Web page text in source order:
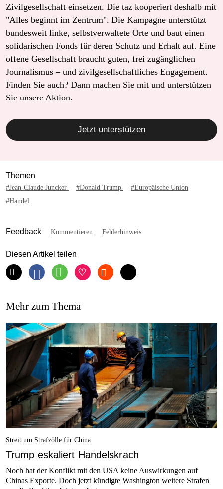
Zivilgesellschaft einsetzen. Die taz kooperiert deshalb mit
"Alles beginnt im Zentrum". Die Kampagne unterstützt
bundesweit linke, selbstverwaltete Orte und baut einen
solidarischen Fonds für deren Schutz und Erhalt auf. Eine
offene Gesellschaft braucht guten, frei zugänglichen
Journalismus – und zivilgesellschaftliches Engagement.
Finden Sie auch? Dann machen Sie mit und unterstützen
Sie unsere Aktion.
Jetzt unterstützen
Themen
#Jean-Claude Juncker #Donald Trump
#Europäische Union
#Handel
Feedback Kommentieren Fehlerhinweis
Diesen Artikel teilen
Mehr zum Thema
Streit um Strafzölle für China
Trump eskaliert Handelskrach
Noch hat der Konflikt mit den USA keine Auswirkungen auf
Chinas Exporte. Doch jetzt kündigte Washington weitere Strafen